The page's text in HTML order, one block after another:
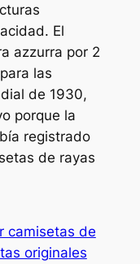
El
azzurra por 2
las
de 1930,
porque la
registrado
de rayas
camisetas de
originales